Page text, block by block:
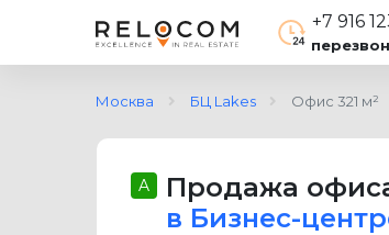
+7 916
Москва БЦ Lakes Офис 321 м²
A Продажа
в Бизнес-